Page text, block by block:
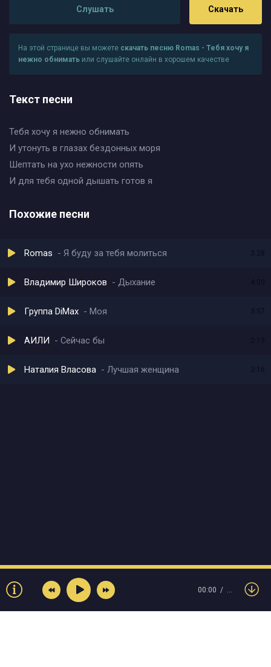
Слушать Скачать
На этой странице вы можете скачать песню Romas - Тебя хочу я
нежно обнимать или слушайте онлайн в хорошем качестве
Текст песни
Тебя хочу я нежно обнимать
И утонуть в глазах бездонных моря
Шептать на ухо нежности опять
И для тебя одной дышать готов я
Похожие песни
Romas Я буду за тебя молиться 3:28
Владимир Широков Дыхание
Группа DiMax Моя 3:57
АИЛИ Сейчас бы
Наталия Власова Лучшая женщина 3:16
00:00 …